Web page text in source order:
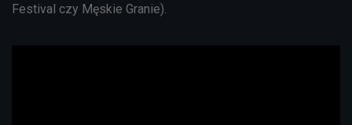
Festival czy Męskie Granie).